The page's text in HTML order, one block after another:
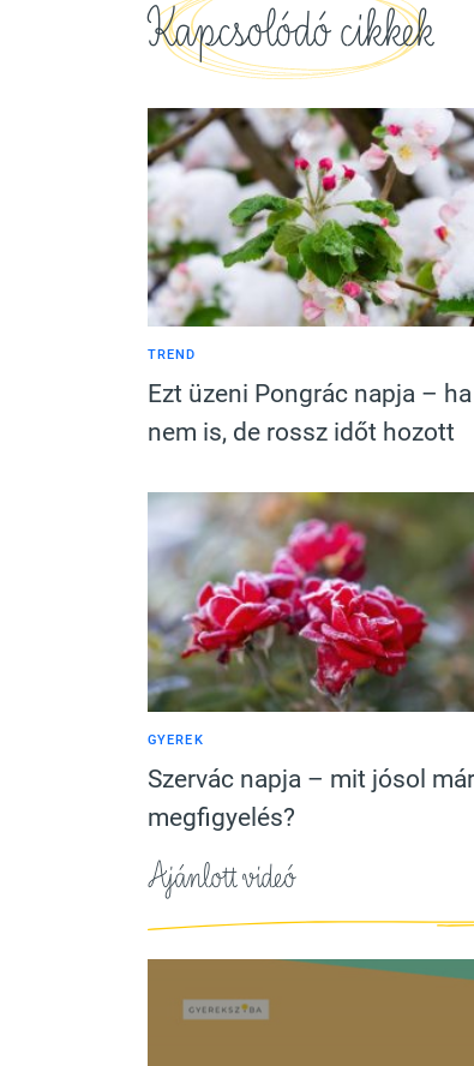
Kapcsolódó cikkek
TREND
Ezt üzeni Pongrác napja –
nem is, de rossz időt hozott
GYEREK
Szervác napja – mit jósol
megfigyelés?
Ajánlott videó